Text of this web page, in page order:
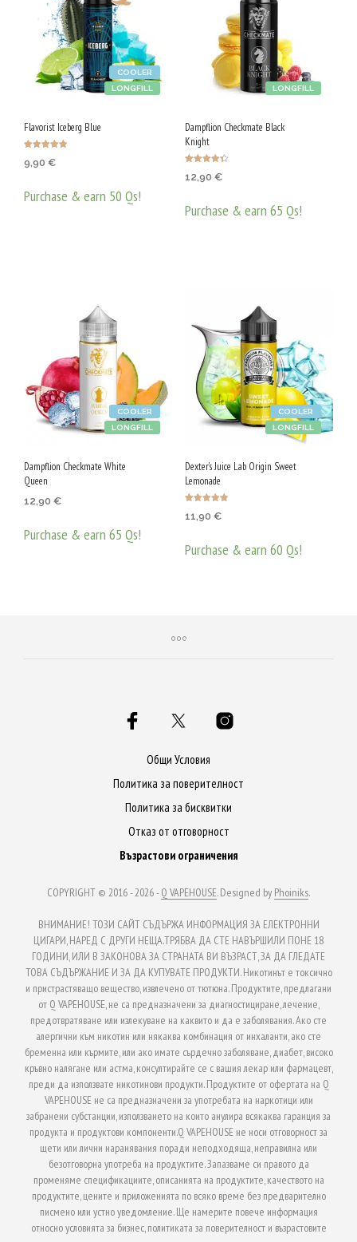
LONGFILL
COOLER
Flavorist Iceberg Blue
4.83
9,90 €
Purchase & earn 50 Qs!
LONGFILL
Dampflion Checkmate Black
Knight
4.40
12,90 €
Purchase & earn 65 Qs!
LONGFILL
COOLER
Dampflion Checkmate White
Queen
12,90 €
Purchase & earn 65 Qs!
LONGFILL
COOLER
Dexter’s Juice Lab Origin Sweet
Lemonade
4.88
11,90 €
Purchase & earn 60 Qs!
Общи Условия
Политика за поверителност
Политика за бисквитки
Отказ от отговорност
Възрастови ограничения
COPYRIGHT © 2016 - 2026 -Q VAPEHOUSE. Designed by Phoiniks.
ВНИМАНИЕ! ТОЗИ САЙТ СЪДЪРЖА ИНФОРМАЦИЯ ЗА ЕЛЕКТРОННИ
ЦИГАРИ, НАРЕД С ДРУГИ НЕЩА.ТРЯБВА ДА СТЕ НАВЪРШИЛИ ПОНЕ 18
ГОДИНИ, ИЛИ В ЗАКОНОВА ЗА СТРАНАТА ВИ ВЪЗРАСТ, ЗА ДА ГЛЕДАТЕ
ТОВА СЪДЪРЖАНИЕ И ЗА ДА КУПУВАТЕ ПРОДУКТИ. Никотинът е токсично
и пристрастяващо вещество, извлечено от тютюна. Продуктите, предлагани
от Q VAPEHOUSE, не са предназначени за диагностициране, лечение,
предотвратяване или излекуване на каквито и да е заболявания. Ако сте
алергични към никотин или някаква комбинация от инхаланти, ако сте
бременна или кърмите, или ако имате сърдечно заболяване, диабет, високо
кръвно налягане или астма, консултирайте се с вашия лекар или фармацевт,
преди да използвате никотинови продукти. Продуктите от офертата на Q
VAPEHOUSE не са предназначени за употребата на наркотици или
забранени субстанции, използването на които анулира всякаква гаранция за
продукта и продуктови компоненти.Q VAPEHOUSE не носи отговорност за
щети или лични наранявания поради неподходяща, неправилна или
безотговорна употреба на продуктите. Запазваме си правото да
променяме спецификациите, описанията на продуктите, качеството на
продуктите, цените и приложенията по всяко време без предварително
писмено или устно уведомление. Ще намерите повече информация
относно условията за бизнес, политиката за поверителност и възрастовите